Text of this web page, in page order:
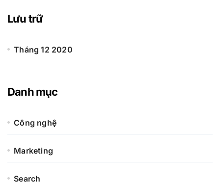
Lưu trữ
Tháng 12 2020
Danh mục
Công nghệ
Marketing
Search